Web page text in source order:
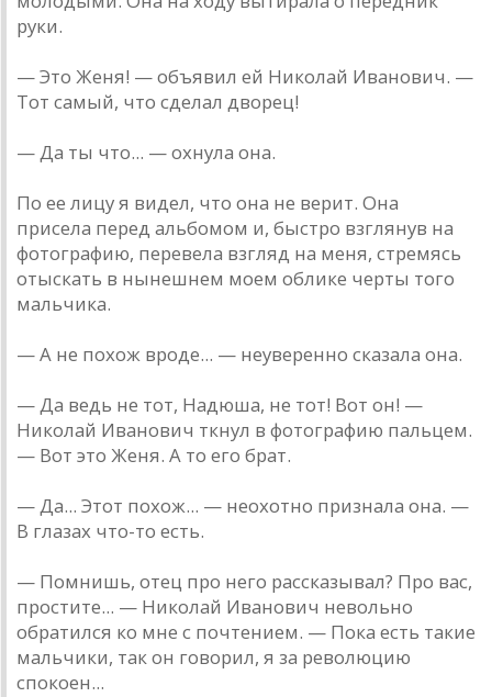
руки.
— Это Женя! — объявил ей Николай Иванович. —
Тот самый, что сделал дворец!
— Да ты что... — охнула она.
По ее лицу я видел, что она не верит. Она
присела перед альбомом и, быстро взглянув на
фотографию, перевела взгляд на меня, стремясь
отыскать в нынешнем моем облике черты того
мальчика.
— А не похож вроде... — неуверенно сказала она.
— Да ведь не тот, Надюша, не тот! Вот он! —
Николай Иванович ткнул в фотографию пальцем.
— Вот это Женя. А то его брат.
— Да... Этот похож... — неохотно признала она. —
В глазах что-то есть.
— Помнишь, отец про него рассказывал? Про вас,
простите... — Николай Иванович невольно
обратился ко мне с почтением. — Пока есть такие
мальчики, так он говорил, я за революцию
спокоен...